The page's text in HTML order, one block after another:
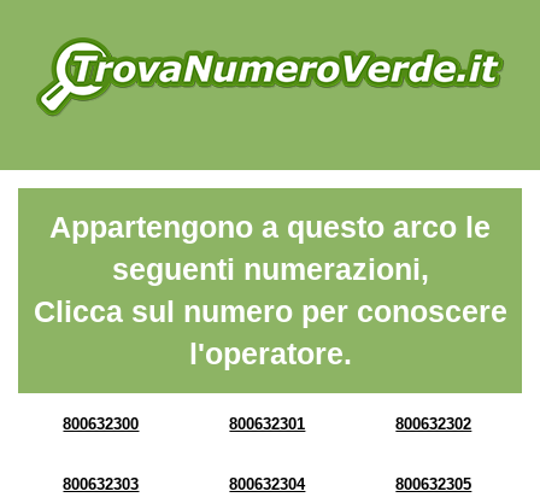
Appartengono a questo arco le
seguenti numerazioni,
Clicca sul numero per conoscere
l'operatore.
800632300 800632301 800632302
800632303 800632304 800632305